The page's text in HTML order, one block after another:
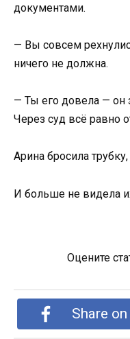
документами.
— Вы совсем
ничего не должна.
— Ты его довела — он
Через суд всё равно
Арина бросила
И больше не видела
Оцените
Share